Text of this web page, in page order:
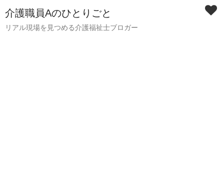
介護職員Aのひとりごと
リアル現場を見つめる介護福祉士ブロガー